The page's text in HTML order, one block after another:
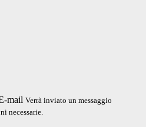
mail Verrà inviato un messaggio
necessarie.